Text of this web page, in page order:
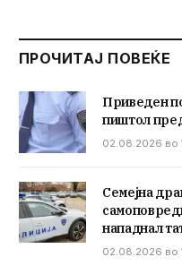
ПРОЧИТАЈ ПОВЕЌЕ
Приведен
пиштол
02.08.2026 во
Семејна
нападнал
02.08.2026 во